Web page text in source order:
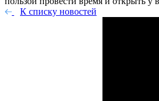
К списку новостей